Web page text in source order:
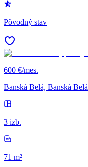
Pôvodný stav
600 €/mes.
Banská Belá, Banská Belá
3 izb.
71 m²